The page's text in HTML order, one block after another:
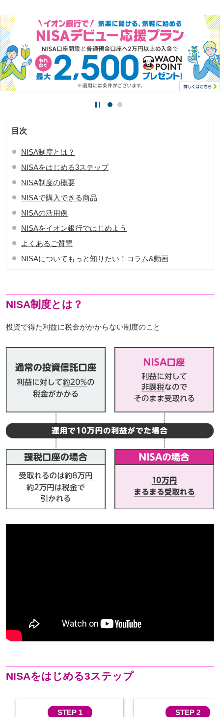
目次
NISA制度とは？
NISAをはじめる3ステップ
NISA制度の概要
NISAで購入できる商品
NISAの活用例
NISAをイオン銀行ではじめよう
よくあるご質問
NISAについてもっと知りたい！コラム&動画
NISA制度とは？
投資で得た利益に税金がかからない制度のこと
NISAをはじめる3ステップ
STEP 1 STEP 2